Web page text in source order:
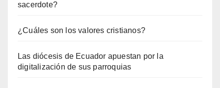
sacerdote?
¿Cuáles son los valores cristianos?
Las diócesis de Ecuador apuestan por la
digitalización de sus parroquias